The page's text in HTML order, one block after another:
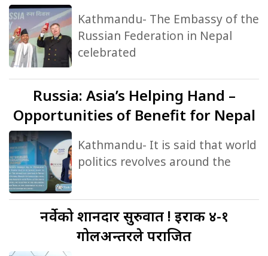
Kathmandu- The Embassy of the
Russian Federation in Nepal
celebrated
Russia: Asia’s Helping Hand –
Opportunities of Benefit for Nepal
Kathmandu- It is said that world
politics revolves around the
नर्वेकोशानदार सुरुवात ! इराक ४-१
गोलअन्तरले पराजित